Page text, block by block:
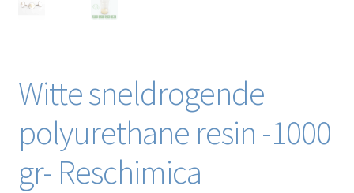
Witte sneldrogende
polyurethane resin -1000
gr- Reschimica